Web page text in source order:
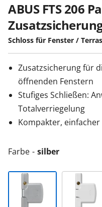
Anmelden /
Kontakt / Hilfe
ABUS FTS 206
Schloss für Fenster /
Zusatzsicherung für
öffnenden Fenstern
Stufiges Schließen:
Totalverriegelung
Kompakter, einfacher
Farbe silber